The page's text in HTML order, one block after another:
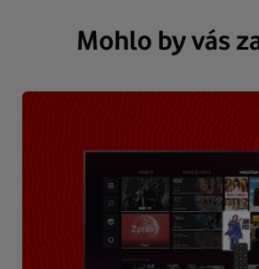
Mohlo by vás